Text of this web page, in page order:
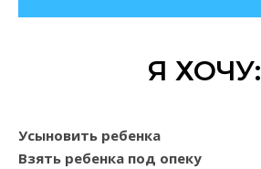
Я ХОЧУ:
Усыновить ребенка
Взять ребенка под опеку